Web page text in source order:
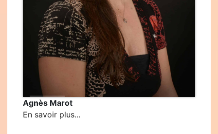
Agnès Marot
En savoir plus...